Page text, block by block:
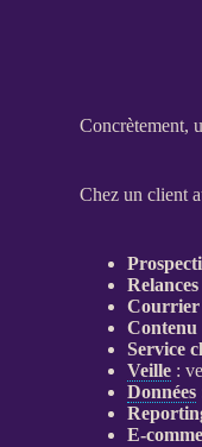
Concrètement,
Chez un client
Relances
Contenu
Service
Veille :
Données
E-